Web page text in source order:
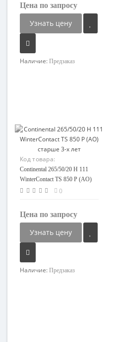
Цена по запросу
Узнать цену
Наличие: Предзаказ
Код товара:
118668177221-08
Continental 265/50/20 H 111
WinterContact TS 850 P (AO)
старше 3-х лет 0
Цена по запросу
Узнать цену
Наличие: Предзаказ